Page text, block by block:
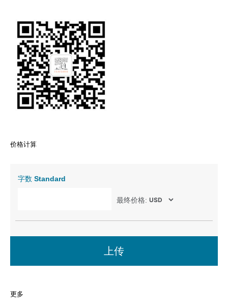
价格计算
字数 Standard
最终价格:
上传
更多